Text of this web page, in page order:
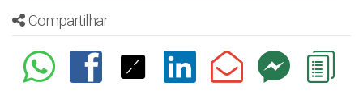
Compartilhar